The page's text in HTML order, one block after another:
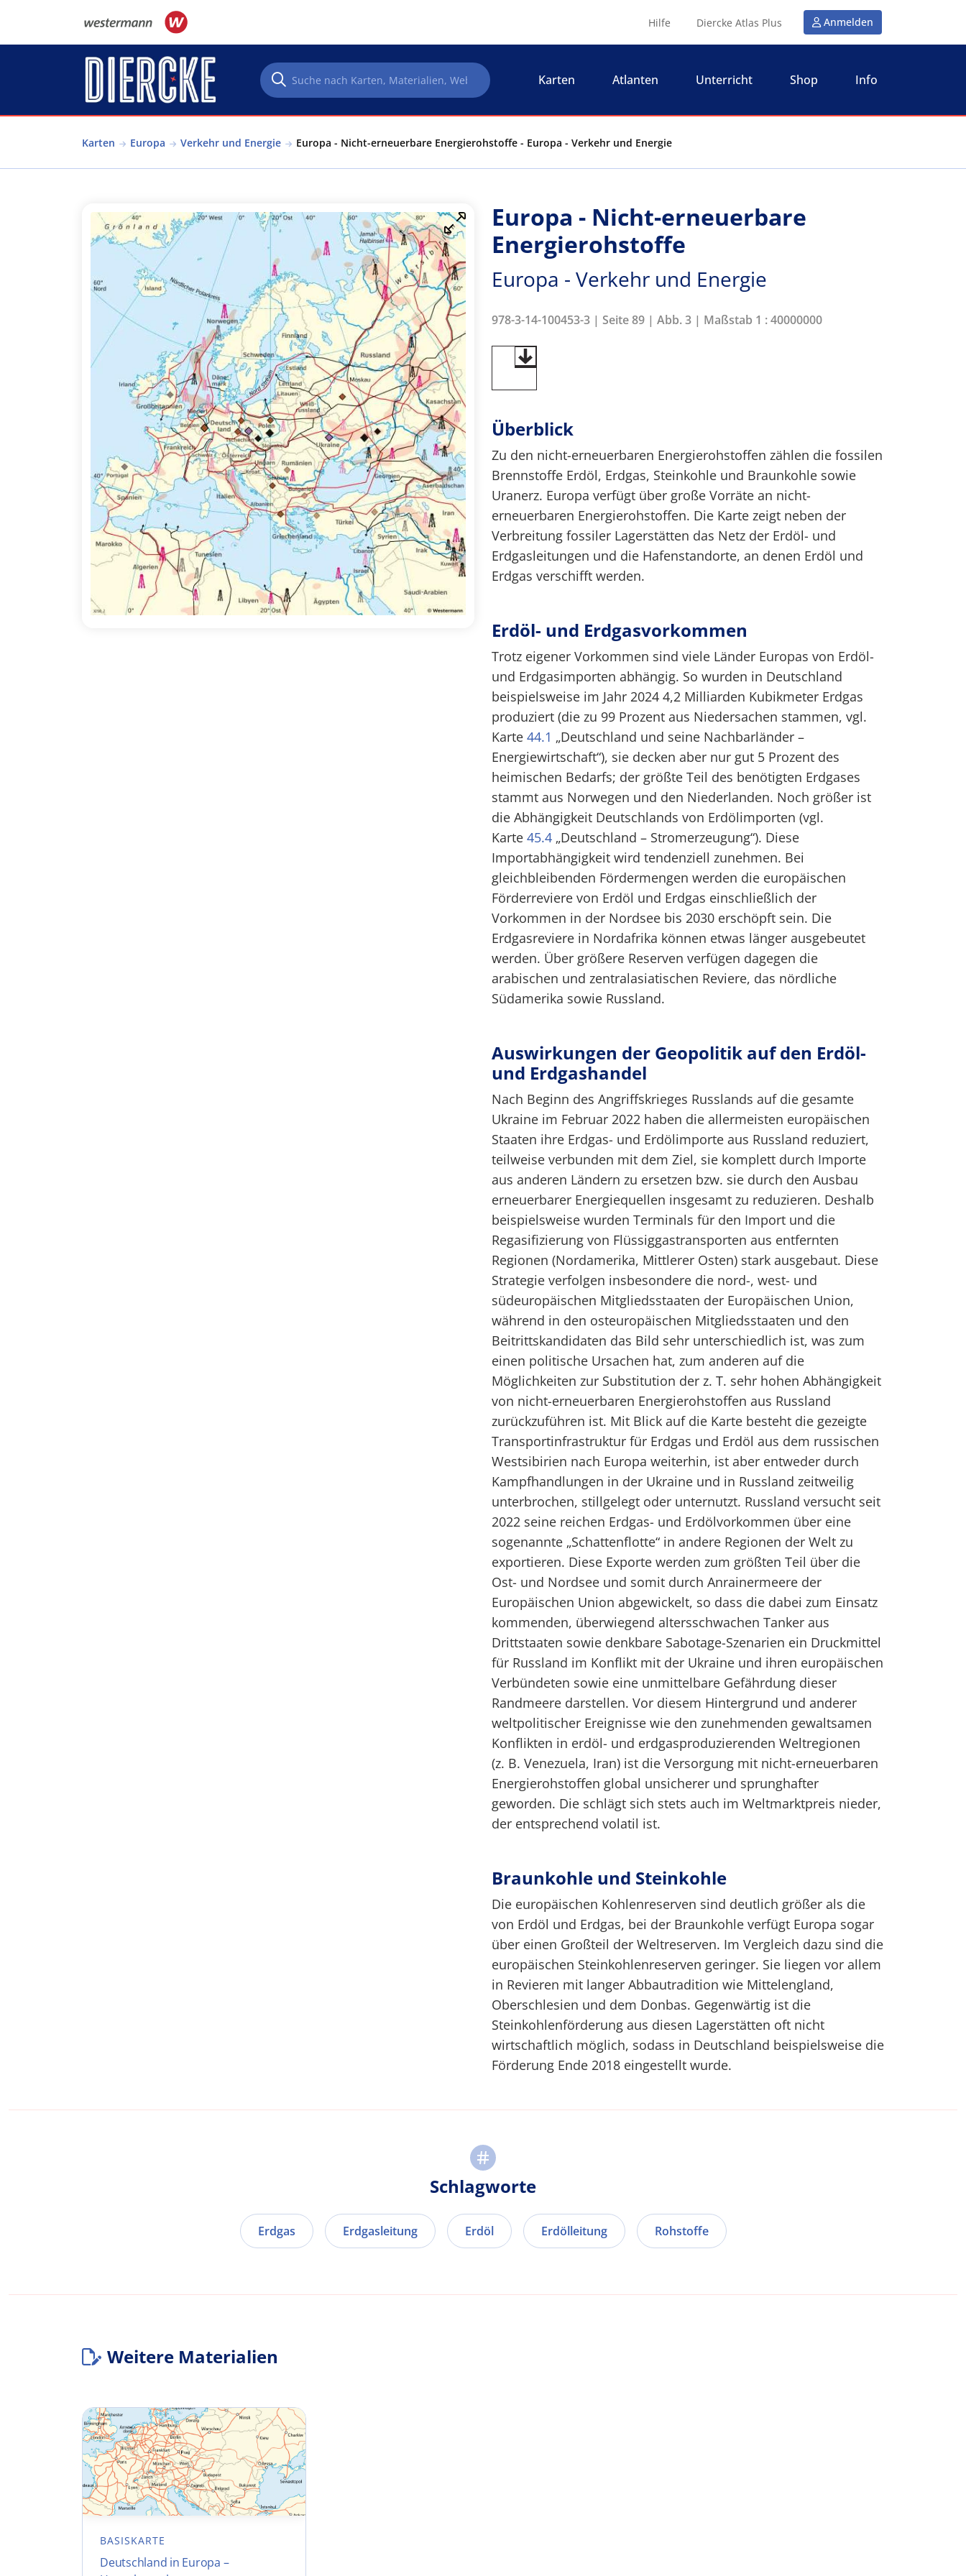
Hilfe Diercke Atlas Plus Anmelden
Karten Atlanten Unterricht Shop Info
Karten Europa Verkehr und Energie Europa - Nicht-erneuerbare Energierohstoffe - Europa - Verkehr und Energie
Europa - Nicht-erneuerbare
Energierohstoffe
Europa - Verkehr und Energie
978-3-14-100453-3 | Seite 89 | Abb. 3 | Maßstab 1 : 40000000
Überblick
Zu den nicht-erneuerbaren Energierohstoffen zählen die fossilen
Brennstoffe Erdöl, Erdgas, Steinkohle und Braunkohle sowie
Uranerz. Europa verfügt über große Vorräte an nicht-
erneuerbaren Energierohstoffen. Die Karte zeigt neben der
Verbreitung fossiler Lagerstätten das Netz der Erdöl- und
Erdgasleitungen und die Hafenstandorte, an denen Erdöl und
Erdgas verschifft werden.
Erdöl- und Erdgasvorkommen
Trotz eigener Vorkommen sind viele Länder Europas von Erdöl-
und Erdgasimporten abhängig. So wurden in Deutschland
beispielsweise im Jahr 2024 4,2 Milliarden Kubikmeter Erdgas
produziert (die zu 99 Prozent aus Niedersachen stammen, vgl.
Karte 44.1 „Deutschland und seine Nachbarländer –
Energiewirtschaft“), sie decken aber nur gut 5 Prozent des
heimischen Bedarfs; der größte Teil des benötigten Erdgases
stammt aus Norwegen und den Niederlanden. Noch größer ist
die Abhängigkeit Deutschlands von Erdölimporten (vgl.
Karte 45.4 „Deutschland – Stromerzeugung“). Diese
Importabhängigkeit wird tendenziell zunehmen. Bei
gleichbleibenden Fördermengen werden die europäischen
Förderreviere von Erdöl und Erdgas einschließlich der
Vorkommen in der Nordsee bis 2030 erschöpft sein. Die
Erdgasreviere in Nordafrika können etwas länger ausgebeutet
werden. Über größere Reserven verfügen dagegen die
arabischen und zentralasiatischen Reviere, das nördliche
Südamerika sowie Russland.
Auswirkungen der Geopolitik auf den Erdöl-
und Erdgashandel
Nach Beginn des Angriffskrieges Russlands auf die gesamte
Ukraine im Februar 2022 haben die allermeisten europäischen
Staaten ihre Erdgas- und Erdölimporte aus Russland reduziert,
teilweise verbunden mit dem Ziel, sie komplett durch Importe
aus anderen Ländern zu ersetzen bzw. sie durch den Ausbau
erneuerbarer Energiequellen insgesamt zu reduzieren. Deshalb
beispielsweise wurden Terminals für den Import und die
Regasifizierung von Flüssiggastransporten aus entfernten
Regionen (Nordamerika, Mittlerer Osten) stark ausgebaut. Diese
Strategie verfolgen insbesondere die nord-, west- und
südeuropäischen Mitgliedsstaaten der Europäischen Union,
während in den osteuropäischen Mitgliedsstaaten und den
Beitrittskandidaten das Bild sehr unterschiedlich ist, was zum
einen politische Ursachen hat, zum anderen auf die
Möglichkeiten zur Substitution der z. T. sehr hohen Abhängigkeit
von nicht-erneuerbaren Energierohstoffen aus Russland
zurückzuführen ist. Mit Blick auf die Karte besteht die gezeigte
Transportinfrastruktur für Erdgas und Erdöl aus dem russischen
Westsibirien nach Europa weiterhin, ist aber entweder durch
Kampfhandlungen in der Ukraine und in Russland zeitweilig
unterbrochen, stillgelegt oder unternutzt. Russland versucht seit
2022 seine reichen Erdgas- und Erdölvorkommen über eine
sogenannte „Schattenflotte“ in andere Regionen der Welt zu
exportieren. Diese Exporte werden zum größten Teil über die
Ost- und Nordsee und somit durch Anrainermeere der
Europäischen Union abgewickelt, so dass die dabei zum Einsatz
kommenden, überwiegend altersschwachen Tanker aus
Drittstaaten sowie denkbare Sabotage-Szenarien ein Druckmittel
für Russland im Konflikt mit der Ukraine und ihren europäischen
Verbündeten sowie eine unmittelbare Gefährdung dieser
Randmeere darstellen. Vor diesem Hintergrund und anderer
weltpolitischer Ereignisse wie den zunehmenden gewaltsamen
Konflikten in erdöl- und erdgasproduzierenden Weltregionen
(z. B. Venezuela, Iran) ist die Versorgung mit nicht-erneuerbaren
Energierohstoffen global unsicherer und sprunghafter
geworden. Die schlägt sich stets auch im Weltmarktpreis nieder,
der entsprechend volatil ist.
Braunkohle und Steinkohle
Die europäischen Kohlenreserven sind deutlich größer als die
von Erdöl und Erdgas, bei der Braunkohle verfügt Europa sogar
über einen Großteil der Weltreserven. Im Vergleich dazu sind die
europäischen Steinkohlenreserven geringer. Sie liegen vor allem
in Revieren mit langer Abbautradition wie Mittelengland,
Oberschlesien und dem Donbas. Gegenwärtig ist die
Steinkohlenförderung aus diesen Lagerstätten oft nicht
wirtschaftlich möglich, sodass in Deutschland beispielsweise die
Förderung Ende 2018 eingestellt wurde.
Schlagworte
Erdgas Erdgasleitung Erdöl Erdölleitung Rohstoffe
Weitere Materialien
BASISKARTE
Deutschland in Europa –